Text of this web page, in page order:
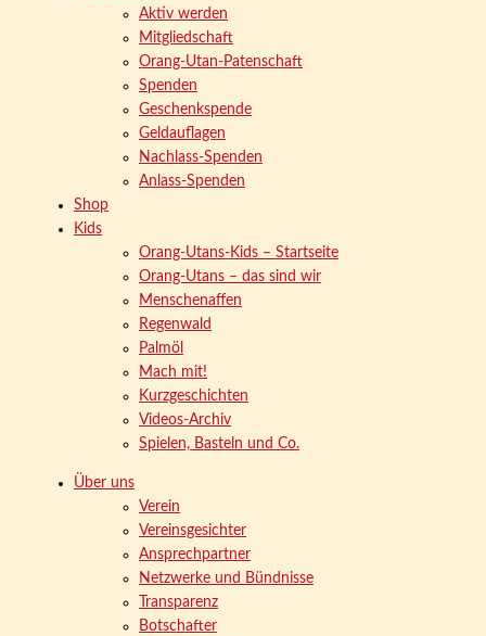
Aktiv werden
Mitgliedschaft
Orang-Utan-Patenschaft
Spenden
Geschenkspende
Geldauflagen
Nachlass-Spenden
Anlass-Spenden
Shop
Kids
Orang-Utans-Kids – Startseite
Orang-Utans – das sind wir
Menschenaffen
Regenwald
Palmöl
Mach mit!
Kurzgeschichten
Videos-Archiv
Spielen, Basteln und Co.
Über uns
Verein
Vereinsgesichter
Ansprechpartner
Netzwerke und Bündnisse
Transparenz
Botschafter